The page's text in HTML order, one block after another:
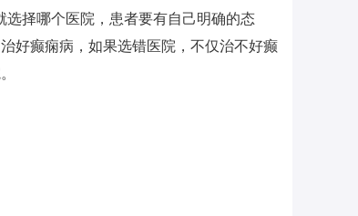
择哪个医院，患者要有自己明确的态
好癫痫病，如果选错医院，不仅治不好癫